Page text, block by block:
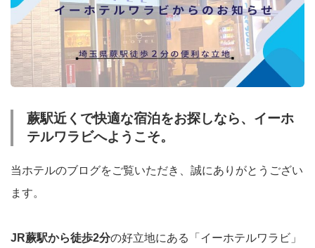
蕨駅近くで快適な宿泊をお探しなら、イーホ
テルワラビへようこそ。
当ホテルのブログをご覧いただき、誠にありがとうござい
ます。
JR蕨駅から徒歩2分の好立地にある「イーホテルワラビ」